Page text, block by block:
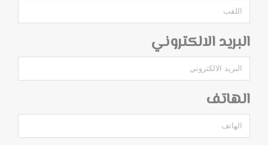
البريد الالكتروني
الهاتف